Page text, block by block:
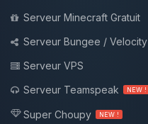
Serveur Minecraft Gratuit
Serveur Bungee / Velocity
Serveur VPS
Serveur Teamspeak
NEW !
Super Choupy NEW !